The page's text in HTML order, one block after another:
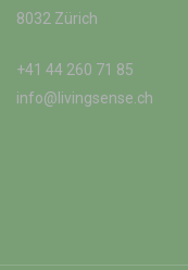
8032 Zürich
+41 44 260 71 85
info@livingsense.ch